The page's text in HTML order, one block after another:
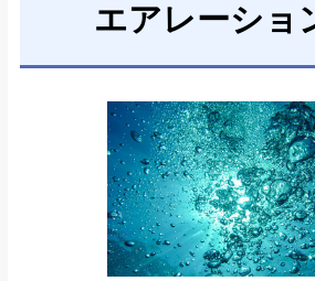
エアレーショ